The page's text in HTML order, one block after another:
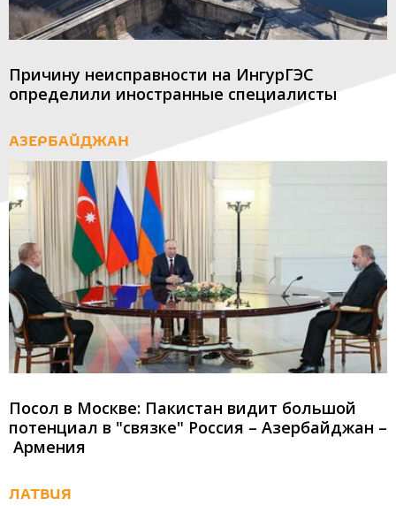
Причину неисправности на ИнгурГЭС
определили иностранные специалисты
АЗЕРБАЙДЖАН
Посол в Москве: Пакистан видит большой
потенциал в "связке" Россия – Азербайджан –
Армения
ЛАТВИЯ